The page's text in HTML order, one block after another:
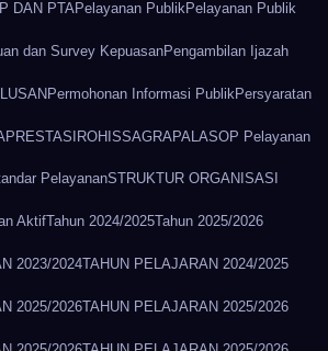
DAN PTAPelayanan PublikPelayanan Publik
dan Survey KepuasanPengambilan Ijazah
Permohonan Informasi Publik Persyaratan
PRESTASIROHISSAGRAPALASOP Pelayanan
PelayananSTRUKTUR ORGANISASI
AktifTahun 2024/2025Tahun 2025/2026
2023/2024TAHUN PELAJARAN 2024/2025
2025/2026TAHUN PELAJARAN 2025/2026